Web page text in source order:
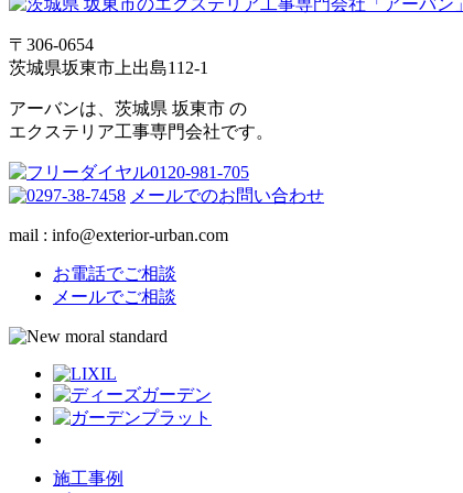
〒306-0654
茨城県坂東市上出島112-1
アーバンは、茨城県 坂東市 の
エクステリア工事専門会社です。
メールでのお問い合わせ
mail : info@exterior-urban.com
お電話でご相談
メールでご相談
施工事例